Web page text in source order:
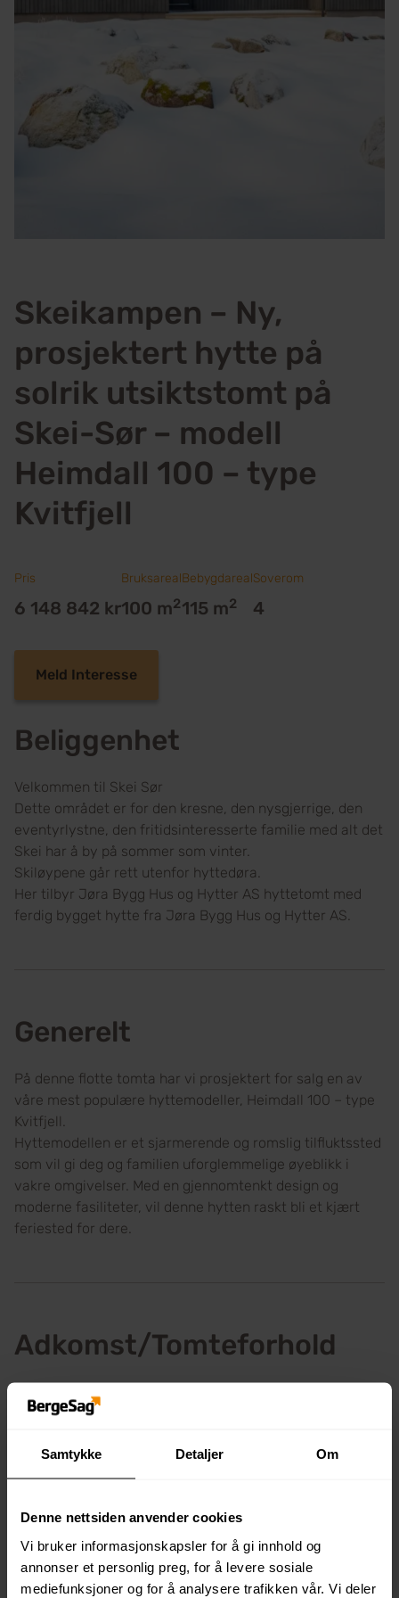
Samtykke Detaljer Om
Denne nettsiden anvender cookies
Vi bruker informasjonskapsler for å gi innhold og
annonser et personlig preg, for å levere sosiale
mediefunksjoner og for å analysere trafikken vår. Vi deler
Skeikampen – Ny,
prosjektert hytte på
solrik utsiktstomt på
Skei-Sør – modell
Heimdall 100 – type
Kvitfjell
Pris
6 148 842 kr
Bruksareal
100 m2
Bebygdareal
115 m2
Soverom
4
Meld Interesse
Beliggenhet
Velkommen til Skei Sør
Dette området er for den kresne, den nysgjerrige, den
eventyrlystne, den fritidsinteresserte familie med alt det
Skei har å by på sommer som vinter.
Skiløypene går rett utenfor hyttedøra.
Her tilbyr Jøra Bygg Hus og Hytter AS hyttetomt med
ferdig bygget hytte fra Jøra Bygg Hus og Hytter AS.
Generelt
På denne flotte tomta har vi prosjektert for salg en av
våre mest populære hyttemodeller, Heimdall 100 – type
Kvitfjell.
Hyttemodellen er et sjarmerende og romslig tilfluktssted
som vil gi deg og familien uforglemmelige øyeblikk i
vakre omgivelser. Med en gjennomtenkt design og
moderne fasiliteter, vil denne hytten raskt bli et kjært
feriested for dere.
Adkomst/Tomteforhold
Se kart for plassering av eiendommen og hvor hytte er
prosjektert bygget. Se også vedlagte situasjonskart og
tomta.
Innhold